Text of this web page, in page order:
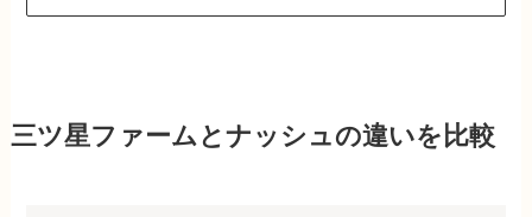
三ツ星ファームとナッシュの違いを比較